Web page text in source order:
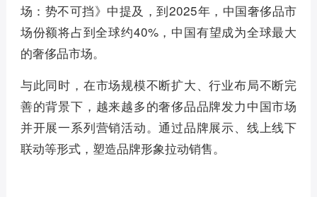
场：势不可挡》中提及，到2025年，中国奢侈品市
场份额将占到全球约40%，中国有望成为全球最大
的奢侈品市场。
与此同时，在市场规模不断扩大、行业布局不断完
善的背景下，越来越多的奢侈品品牌发力中国市场
并开展一系列营销活动。通过品牌展示、线上线下
联动等形式，塑造品牌形象拉动销售。